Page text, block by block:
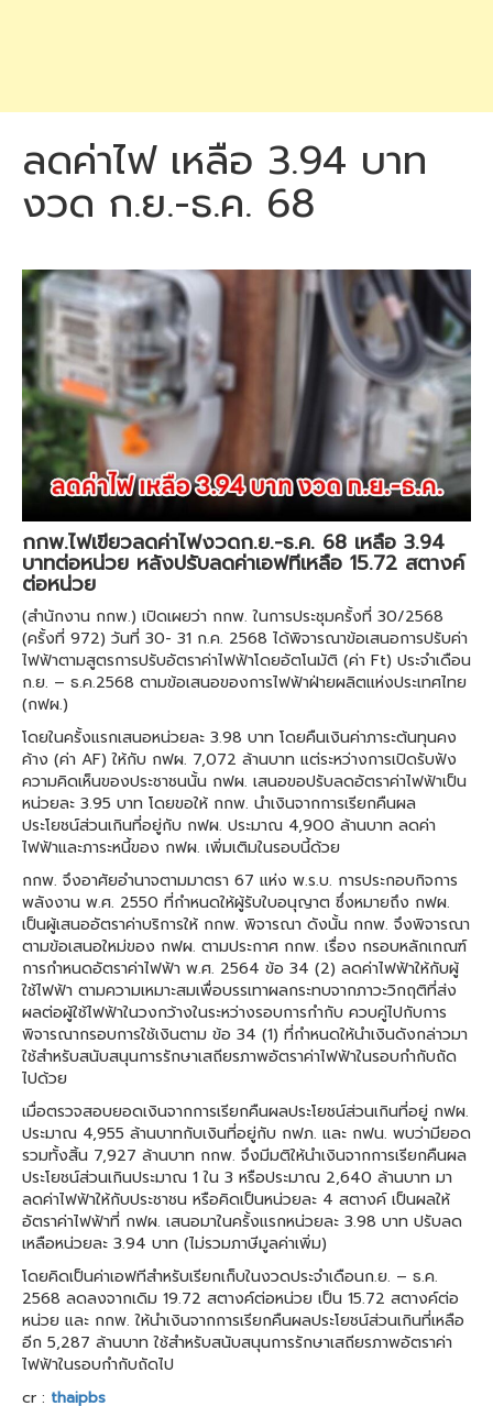
ลดค่าไฟ เหลือ 3.94 บาท
งวด ก.ย.-ธ.ค. 68
กกพ.ไฟเขียวลดค่าไฟงวดก.ย.-ธ.ค. 68 เหลือ 3.94
บาทต่อหน่วย หลังปรับลดค่าเอฟทีเหลือ 15.72 สตางค์
ต่อหน่วย
(สำนักงาน กกพ.) เปิดเผยว่า กกพ. ในการประชุมครั้งที่ 30/2568
(ครั้งที่ 972) วันที่ 30- 31 ก.ค. 2568 ได้พิจารณาข้อเสนอการปรับค่า
ไฟฟ้าตามสูตรการปรับอัตราค่าไฟฟ้าโดยอัตโนมัติ (ค่า Ft) ประจำเดือน
ก.ย. – ธ.ค.2568 ตามข้อเสนอของการไฟฟ้าฝ่ายผลิตแห่งประเทศไทย
(กฟผ.)
โดยในครั้งแรกเสนอหน่วยละ 3.98 บาท โดยคืนเงินค่าภาระต้นทุนคง
ค้าง (ค่า AF) ให้กับ กฟผ. 7,072 ล้านบาท แต่ระหว่างการเปิดรับฟัง
ความคิดเห็นของประชาชนนั้น กฟผ. เสนอขอปรับลดอัตราค่าไฟฟ้าเป็น
หน่วยละ 3.95 บาท โดยขอให้ กกพ. นำเงินจากการเรียกคืนผล
ประโยชน์ส่วนเกินที่อยู่กับ กฟผ. ประมาณ 4,900 ล้านบาท ลดค่า
ไฟฟ้าและภาระหนี้ของ กฟผ. เพิ่มเติมในรอบนี้ด้วย
กกพ. จึงอาศัยอำนาจตามมาตรา 67 แห่ง พ.ร.บ. การประกอบกิจการ
พลังงาน พ.ศ. 2550 ที่กำหนดให้ผู้รับใบอนุญาต ซึ่งหมายถึง กฟผ.
เป็นผู้เสนออัตราค่าบริการให้ กกพ. พิจารณา ดังนั้น กกพ. จึงพิจารณา
ตามข้อเสนอใหม่ของ กฟผ. ตามประกาศ กกพ. เรื่อง กรอบหลักเกณฑ์
การกำหนดอัตราค่าไฟฟ้า พ.ศ. 2564 ข้อ 34 (2) ลดค่าไฟฟ้าให้กับผู้
ใช้ไฟฟ้า ตามความเหมาะสมเพื่อบรรเทาผลกระทบจากภาวะวิกฤติที่ส่ง
ผลต่อผู้ใช้ไฟฟ้าในวงกว้างในระหว่างรอบการกำกับ ควบคู่ไปกับการ
พิจารณากรอบการใช้เงินตาม ข้อ 34 (1) ที่กำหนดให้นำเงินดังกล่าวมา
ใช้สำหรับสนับสนุนการรักษาเสถียรภาพอัตราค่าไฟฟ้าในรอบกำกับถัด
ไปด้วย
เมื่อตรวจสอบยอดเงินจากการเรียกคืนผลประโยชน์ส่วนเกินที่อยู่ กฟผ.
ประมาณ 4,955 ล้านบาทกับเงินที่อยู่กับ กฟภ. และ กฟน. พบว่ามียอด
รวมทั้งสิ้น 7,927 ล้านบาท กกพ. จึงมีมติให้นำเงินจากการเรียกคืนผล
ประโยชน์ส่วนเกินประมาณ 1 ใน 3 หรือประมาณ 2,640 ล้านบาท มา
ลดค่าไฟฟ้าให้กับประชาชน หรือคิดเป็นหน่วยละ 4 สตางค์ เป็นผลให้
อัตราค่าไฟฟ้าที่ กฟผ. เสนอมาในครั้งแรกหน่วยละ 3.98 บาท ปรับลด
เหลือหน่วยละ 3.94 บาท (ไม่รวมภาษีมูลค่าเพิ่ม)
โดยคิดเป็นค่าเอฟทีสำหรับเรียกเก็บในงวดประจำเดือนก.ย. – ธ.ค.
2568 ลดลงจากเดิม 19.72 สตางค์ต่อหน่วย เป็น 15.72 สตางค์ต่อ
หน่วย และ กกพ. ให้นำเงินจากการเรียกคืนผลประโยชน์ส่วนเกินที่เหลือ
อีก 5,287 ล้านบาท ใช้สำหรับสนับสนุนการรักษาเสถียรภาพอัตราค่า
ไฟฟ้าในรอบกำกับถัดไป
cr : thaipbs